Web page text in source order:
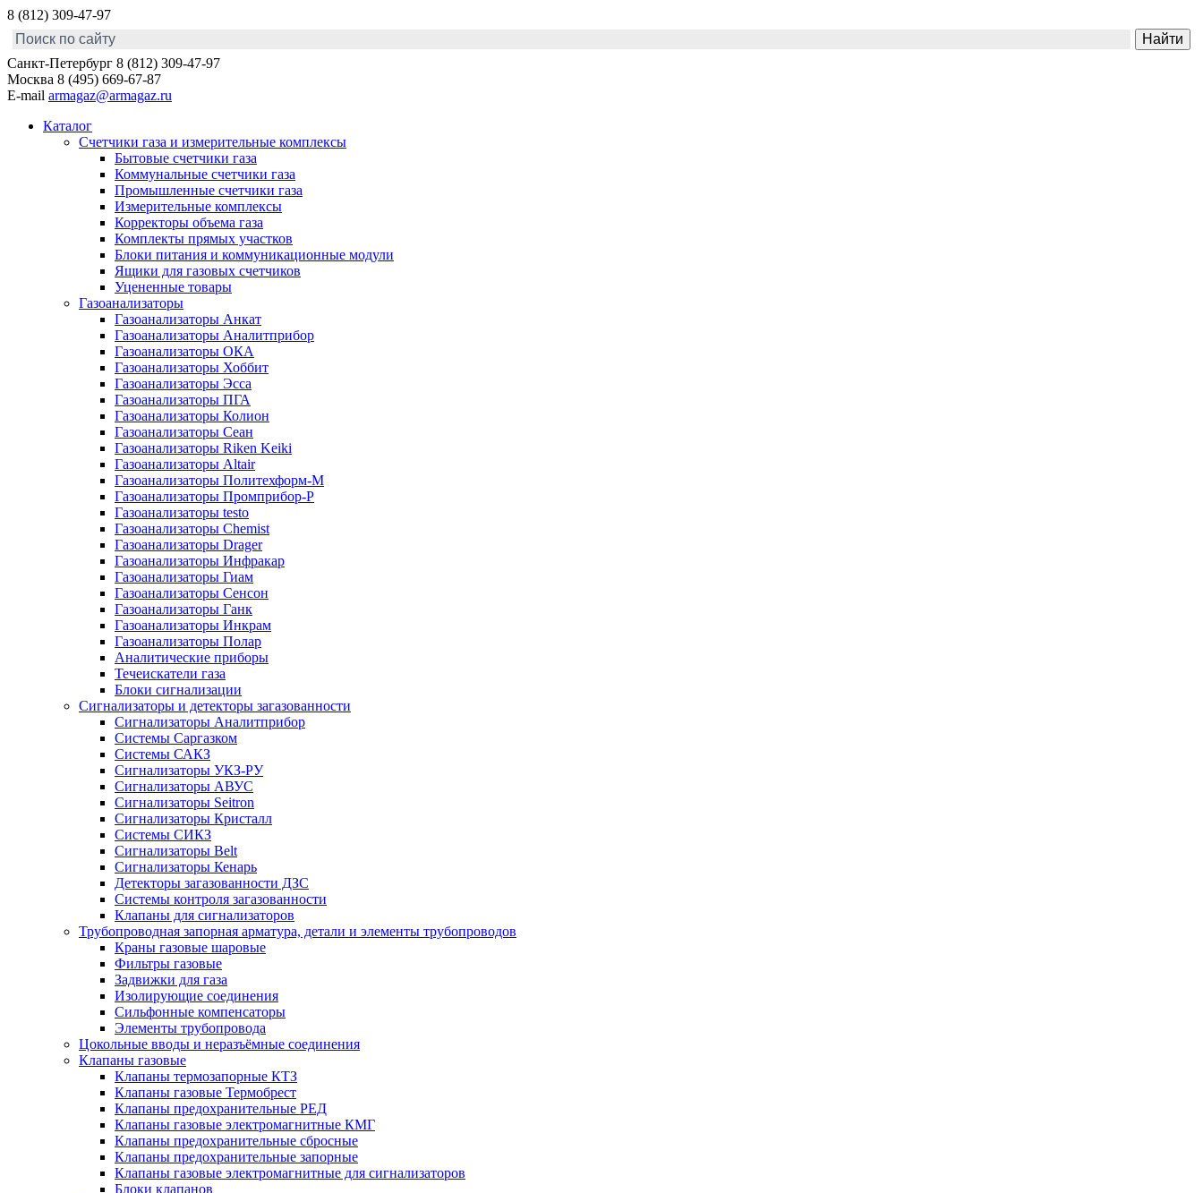
8 (812) 309-47-97
Санкт-Петербург 8 (812) 309-47-97
Москва 8 (495) 669-67-87
E-mail armagaz@armagaz.ru
Каталог
Счетчики газа и измерительные комплексы
Бытовые счетчики газа
Коммунальные счетчики газа
Промышленные счетчики газа
Измерительные комплексы
Корректоры объема газа
Комплекты прямых участков
Блоки питания и коммуникационные модули
Ящики для газовых счетчиков
Уцененные товары
Газоанализаторы
Газоанализаторы Анкат
Газоанализаторы Аналитприбор
Газоанализаторы ОКА
Газоанализаторы Хоббит
Газоанализаторы Эсса
Газоанализаторы ПГА
Газоанализаторы Колион
Газоанализаторы Сеан
Газоанализаторы Riken Keiki
Газоанализаторы Altair
Газоанализаторы Политехформ-М
Газоанализаторы Промприбор-Р
Газоанализаторы testo
Газоанализаторы Chemist
Газоанализаторы Drager
Газоанализаторы Инфракар
Газоанализаторы Гиам
Газоанализаторы Сенсон
Газоанализаторы Ганк
Газоанализаторы Инкрам
Газоанализаторы Полар
Аналитические приборы
Течеискатели газа
Блоки сигнализации
Сигнализаторы и детекторы загазованности
Сигнализаторы Аналитприбор
Системы Саргазком
Системы САКЗ
Сигнализаторы УКЗ-РУ
Сигнализаторы АВУС
Сигнализаторы Seitron
Сигнализаторы Кристалл
Системы СИКЗ
Сигнализаторы Belt
Сигнализаторы Кенарь
Детекторы загазованности ДЗС
Системы контроля загазованности
Клапаны для сигнализаторов
Трубопроводная запорная арматура, детали и элементы трубопроводов
Краны газовые шаровые
Фильтры газовые
Задвижки для газа
Изолирующие соединения
Сильфонные компенсаторы
Элементы трубопровода
Цокольные вводы и неразъёмные соединения
Клапаны газовые
Клапаны термозапорные КТЗ
Клапаны газовые Термобрест
Клапаны предохранительные РЕД
Клапаны газовые электромагнитные КМГ
Клапаны предохранительные сбросные
Клапаны предохранительные запорные
Клапаны газовые электромагнитные для сигнализаторов
Блоки клапанов